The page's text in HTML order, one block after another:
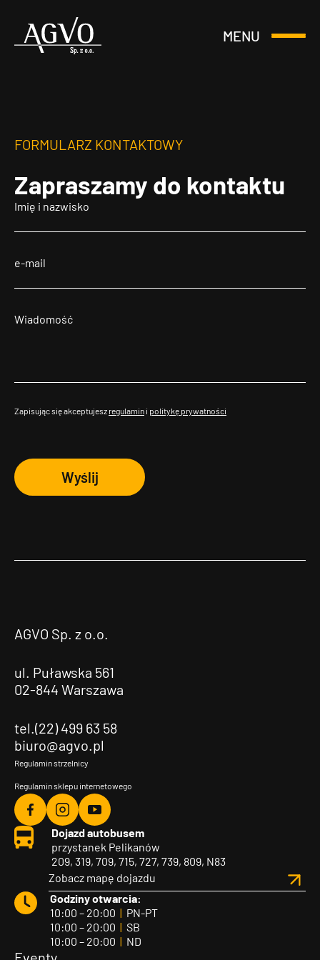
Header
MENU
Otwórz
FORMULARZ KONTAKTOWY
Zapraszamy do kontaktu
Zapisując się akceptujesz regulamin i politykę prywatności
Wyślij
AGVO Sp. z o.o.
ul. Puławska 561
02-844 Warszawa
tel.(22) 499 63 58
biuro@agvo.pl
Regulamin strzelnicy
Regulamin sklepu internetowego
Agvo
Facebook
Agvo
Instagram
Agvo
YouTube
Dojazd autobusem
przystanek Pelikanów
209, 319, 709, 715, 727, 739, 809, N83
Zobacz mapę dojazdu
Godziny otwarcia:
10:00 – 20:00 | PN-PT
10:00 – 20:00 | SB
10:00 – 20:00 | ND